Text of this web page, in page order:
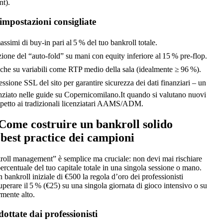
consigliate
di buy‑in pari al 5 % del tuo bankroll totale.
del “auto‑fold” su mani con equity inferiore al 15 % pre‑flop.
su variabili come RTP medio della sala (idealmente ≥ 96 %).
SSL del sito per garantire sicurezza dei dati finanziari – un
nelle guide su Copernicomilano.It quando si valutano nuovi
ai tradizionali licenziatari AAMS/ADM.
costruire un bankroll solido
practice dei campioni
management” è semplice ma cruciale: non devi mai rischiare
del tuo capitale totale in una singola sessione o mano.
bankroll iniziale di €500 la regola d’oro dei professionisti
il 5 % (€25) su una singola giornata di gioco intensivo o su
alto.
dai professionisti